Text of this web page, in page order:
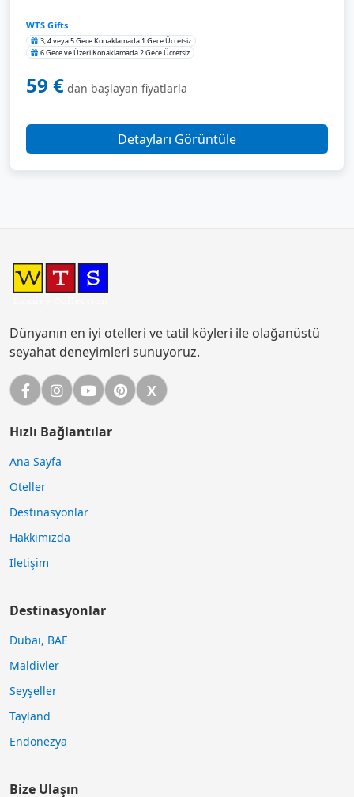
WTS Gifts
3, 4 veya 5 Gece Konaklamada 1 Gece Ücretsiz
6 Gece ve Üzeri Konaklamada 2 Gece Ücretsiz
59 € dan başlayan fiyatlarla
Detayları Görüntüle
Dünyanın en iyi otelleri ve tatil köyleri ile olağanüstü
seyahat deneyimleri sunuyoruz.
FacebookInstagram
YouTubePinterest
XX (Twitter)
Hızlı Bağlantılar
Ana Sayfa
Oteller
Destinasyonlar
Hakkımızda
İletişim
Destinasyonlar
Dubai, BAE
Maldivler
Seyşeller
Tayland
Endonezya
Bize Ulaşın